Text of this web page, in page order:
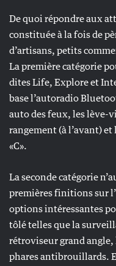
De quoi répondre aux
constituée à la fois de
d’artisans, petits
La première catégorie
dites Life, Explore et
base l’autoradio
auto des feux, les lève-
rangement (à l’avant) et
«C».
La seconde catégorie
premières finitions sur
options intéressantes
tôlé telles que la
rétroviseur grand angle,
phares antibrouillards.